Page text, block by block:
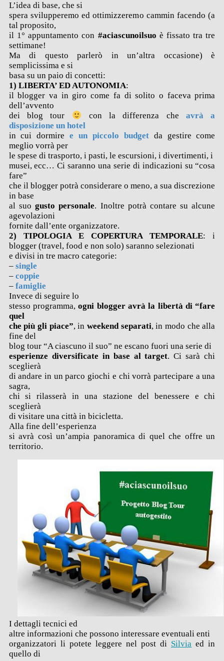
L’idea di base, che si
spera svilupperemo ed ottimizzeremo cammin facendo (a
tal proposito,
il 1° appuntamento con #aciascunoilsuo è fissato tra tre
settimane!
Ma di questo parlerò in un’altra occasione) è
semplicissima e si
basa su un paio di concetti:
1) LIBERTA’ ED AUTONOMIA:
il blogger va in giro come fa di solito o faceva prima
dell’avvento
dei blog tour
con la differenza che avrà a
disposizione un hotel
in cui dormiree un piccolo budgetda gestire come
meglio vorrà per
le spese di trasporto, i pasti, le escursioni, i divertimenti, i
musei, ecc… Ci saranno una serie di indicazioni su “cosa
fare”
che il blogger potrà considerare o meno, a sua discrezione
in base
al suogusto personale. Inoltre potrà contare su alcune
agevolazioni
fornite dall’ente organizzatore.
2) TIPOLOGIA E COPERTURA TEMPORALE: i
blogger (travel, food e non solo) saranno selezionati
e divisi in tre macro categorie:
– single
– coppie
– famiglie
Invece di seguire lo
stesso programma,ogni blogger avrà la libertà di “fare
quel
che più gli piace”, in weekend separati, in modo che alla
fine del
blog tour “A ciascuno il suo” ne escano fuori una serie di
esperienze diversificate in base al target. Ci sarà chi
sceglierà
di andare in un parco giochi e chi vorrà partecipare a una
sagra,
chi si rilasserà in una stazione del benessere e chi
sceglierà
di visitare una città in bicicletta.
Alla fine dell’esperienza
si avrà così un’ampia panoramica di quel che offre un
territorio.
I dettagli tecnici ed
altre informazioni che possono interessare eventuali enti
organizzatori li potete leggere nel post di Silvia ed in
quello di